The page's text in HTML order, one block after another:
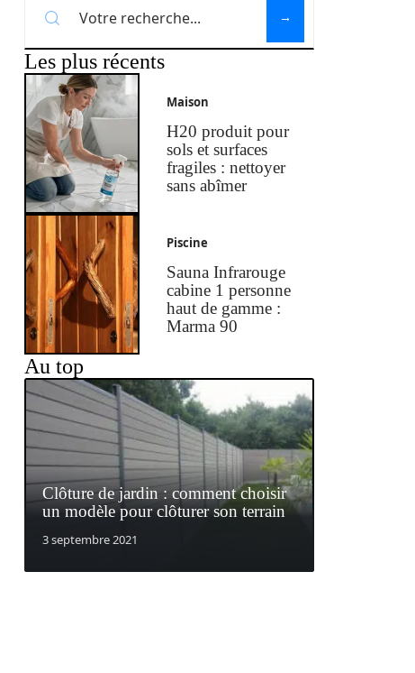
Les plus récents
Maison
H20 produit pour
sols et surfaces
fragiles : nettoyer
sans abîmer
Piscine
Sauna Infrarouge
cabine 1 personne
haut de gamme :
Marma 90
Au top
Clôture de jardin : comment choisir
un modèle pour clôturer son terrain
3 septembre 2021